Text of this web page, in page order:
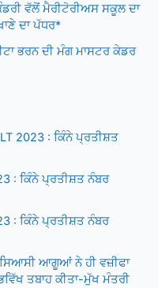
ਵੱਲੋਂ ਮੈਰੀਟੋਰੀਅਸ ਸਕੂਲ ਦਾ
ਦਾ ਪੱਧਰ*
ਭਰਨ ਦੀ ਮੰਗ ਮਾਸਟਰ ਕੇਡਰ
2023 : ਕਿੰਨੇ ਪ੍ਰਤੀਸ਼ਤ
: ਕਿੰਨੇ ਪ੍ਰਤੀਸ਼ਤ ਨੰਬਰ
: ਕਿੰਨੇ ਪ੍ਰਤੀਸ਼ਤ ਨੰਬਰ
ਆਗੂਆਂ ਨੇ ਹੀ ਵਜ਼ੀਫਾ
ਤਬਾਹ ਕੀਤਾ-ਮੁੱਖ ਮੰਤਰੀ